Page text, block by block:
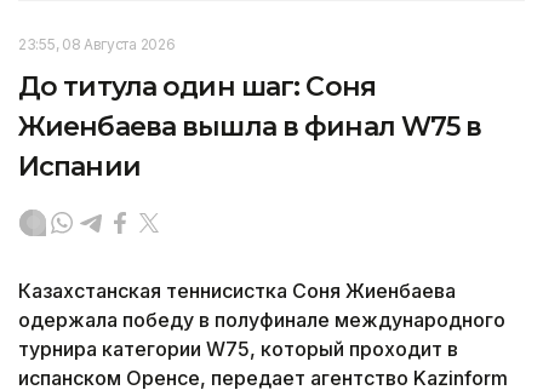
23:55, 08 Августа 2026
До титула один шаг: Соня
Жиенбаева вышла в финал W75 в
Испании
Казахстанская теннисистка Соня Жиенбаева
одержала победу в полуфинале международного
турнира категории W75, который проходит в
испанском Оренсе, передает агентство Kazinform